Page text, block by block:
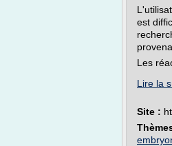
est
Les
Lire la
Site :